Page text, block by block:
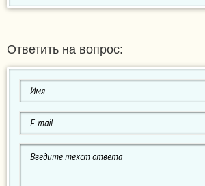
Ответить на вопрос: